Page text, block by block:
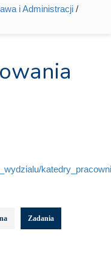
i Administracji /
Zadania